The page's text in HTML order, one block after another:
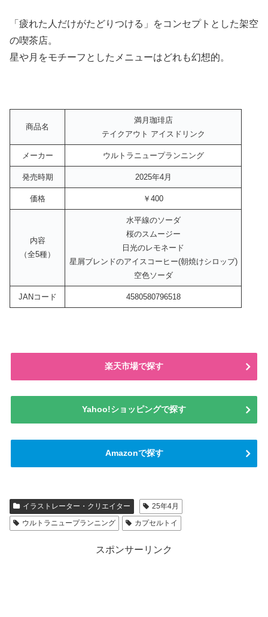
「疲れた人だけがたどりつける」をコンセプトとした架空
の喫茶店。
星や月をモチーフとしたメニューはどれも幻想的。
商品名
満月珈琲店
テイクアウト アイスドリンク
メーカー ウルトラニュープランニング
発売時期 2025年4月
価格 ￥400
内容
（全5種）
水平線のソーダ
桜のスムージー
日光のレモネード
星屑ブレンドのアイスコーヒー(朝焼けシロップ)
空色ソーダ
JANコード 4580580796518
楽天市場で探す
Yahoo!ショッピングで探す
Amazonで探す
イラストレーター・クリエイター
25年4月
ウルトラニュープランニング
カプセルトイ
スポンサーリンク